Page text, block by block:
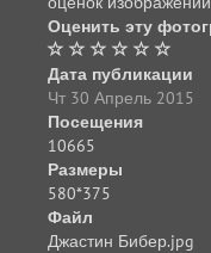
Оценить эту
Дата публикации
Чт 30 Апрель 2015
Посещения
10665
Размеры
580*375
Файл
Джастин Бибер.jpg